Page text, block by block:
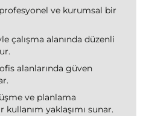
ve kurumsal bir
çalışma alanında düzenli
alanlarında güven
ve planlama
yaklaşımı sunar.